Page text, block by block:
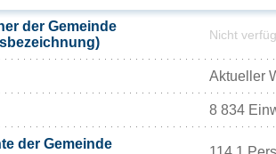
der Gemeinde
Nicht
Aktueller
8 834
der Gemeinde